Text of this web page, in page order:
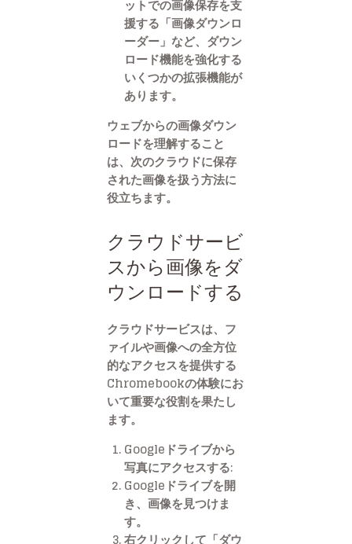
ットでの画像保存を支
援する「画像ダウンロ
ーダー」など、ダウン
ロード機能を強化する
いくつかの拡張機能が
あります。
ウェブからの画像ダウン
ロードを理解すること
は、次のクラウドに保存
された画像を扱う方法に
役立ちます。
クラウドサービ
スから画像をダ
ウンロードする
クラウドサービスは、フ
ァイルや画像への全方位
的なアクセスを提供する
Chromebookの体験にお
いて重要な役割を果たし
ます。
Googleドライブから
写真にアクセスする:
Googleドライブを開
き、画像を見つけま
す。
右クリックして「ダウ